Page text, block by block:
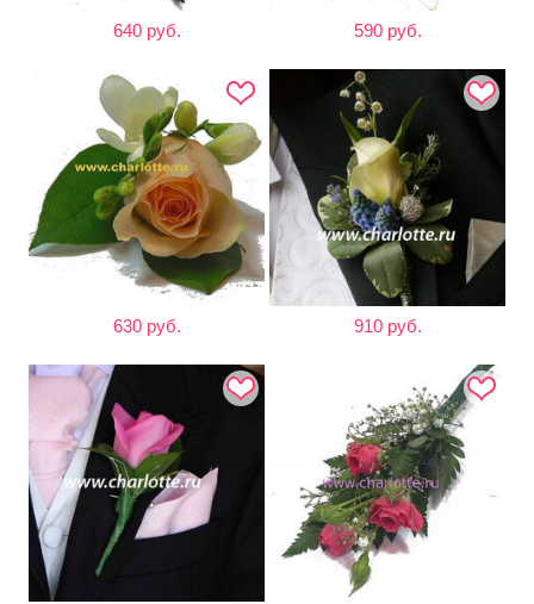
640 руб. 590 руб.
630 руб. 910 руб.